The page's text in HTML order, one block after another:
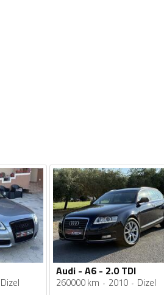
Dizel
Audi - A6 - 2.0 TDI
260000 km 2010 Dizel